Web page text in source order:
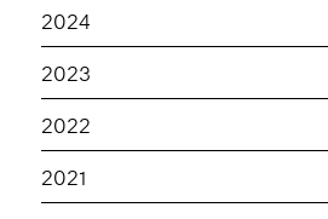
2024
2023
2022
2021